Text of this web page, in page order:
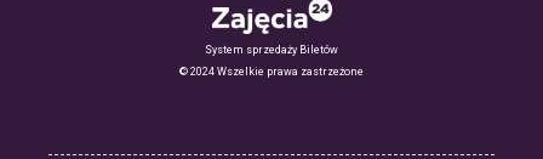
System sprzedaży Biletów
© 2024 Wszelkie prawa zastrzeżone